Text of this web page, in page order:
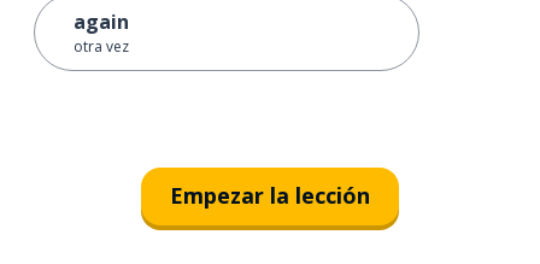
again
otra vez
Empezar la lección